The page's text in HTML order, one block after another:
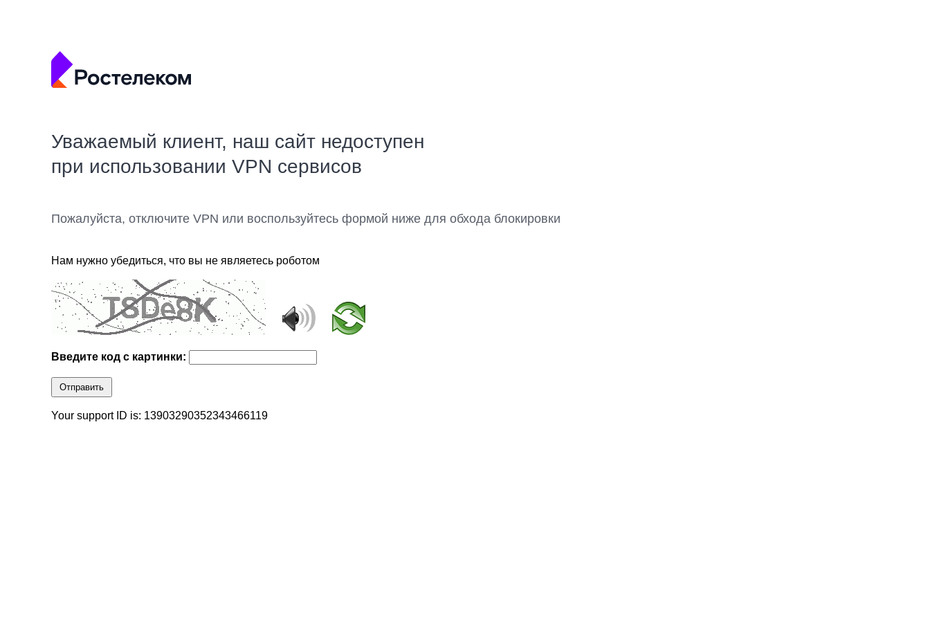
Уважаемый клиент, наш сайт недоступен
при использовании VPN сервисов
Пожалуйста, отключите VPN или воспользуйтесь формой ниже для обхода блокировки
Нам нужно убедиться, что вы не являетесь роботом
Введите код с картинки:
Отправить
Your support ID is: 13903290352343466119